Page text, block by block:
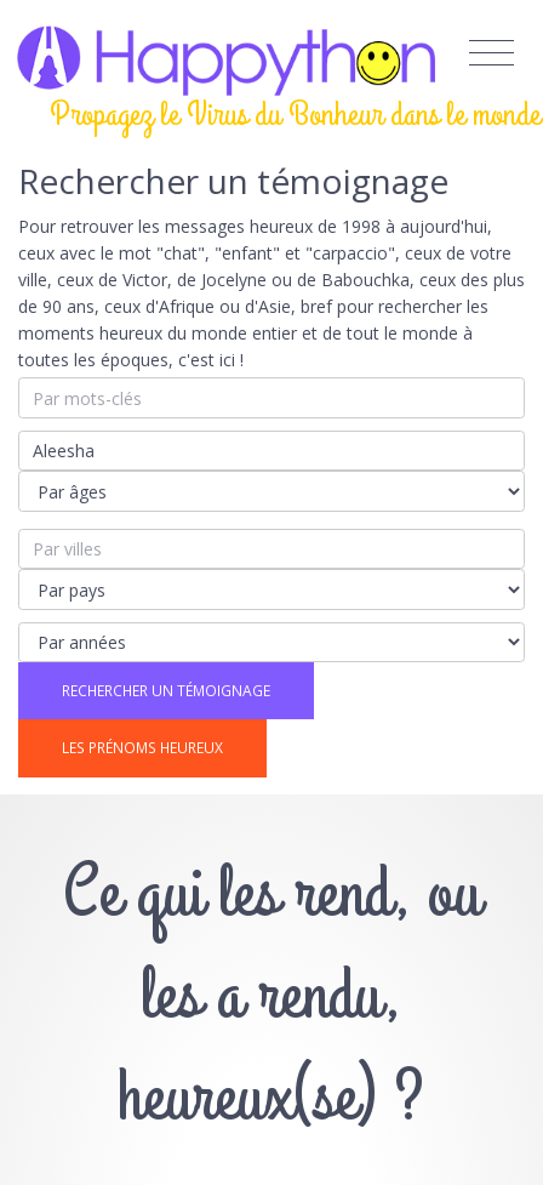
Propagez le Virus du Bonheur dans le monde
Rechercher un témoignage
Pour retrouver les messages heureux de 1998 à aujourd'hui,
ceux avec le mot "chat", "enfant" et "carpaccio", ceux de votre
ville, ceux de Victor, de Jocelyne ou de Babouchka, ceux des plus
de 90 ans, ceux d'Afrique ou d'Asie, bref pour rechercher les
moments heureux du monde entier et de tout le monde à
toutes les époques, c'est ici !
LES PRÉNOMS HEUREUX
Ce qui les rend, ou
les a rendu,
heureux(se) ?